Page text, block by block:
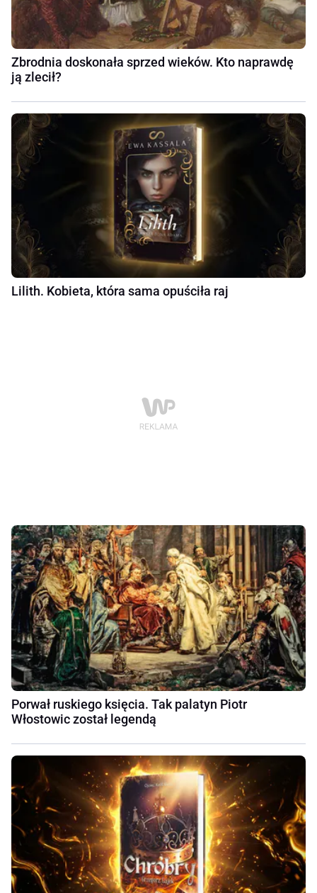
Zbrodnia doskonała sprzed wieków. Kto naprawdę
ją zlecił?
Lilith. Kobieta, która sama opuściła raj
Porwał ruskiego księcia. Tak palatyn Piotr
Włostowic został legendą